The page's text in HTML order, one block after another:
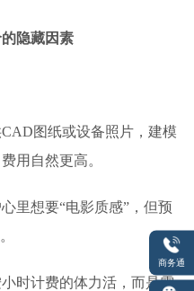
隐藏因素
CAD图纸或设备照片，建模
用自然更高。
心里想要“电影质感”，但预
小时计费的体力活，而是需
商务通